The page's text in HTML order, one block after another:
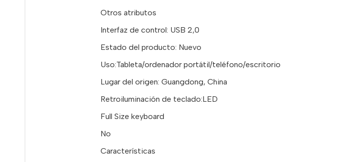
Otros atributos
Interfaz de control: USB 2,0
Estado del producto: Nuevo
Uso:Tableta/ordenador portátil/teléfono/escritorio
Lugar del origen: Guangdong, China
Retroiluminación de teclado:LED
Full Size keyboard
No
Características